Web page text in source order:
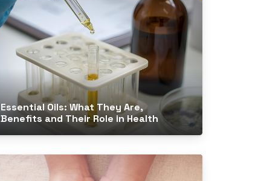
Essential Oils: What They Are,
Benefits and Their Role in Health